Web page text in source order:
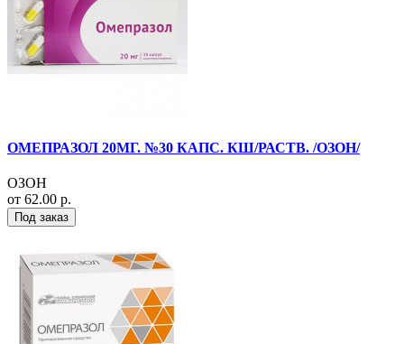
ОМЕПРАЗОЛ 20МГ. №30 КАПС. КШ/РАСТВ. /ОЗОН/
ОЗОН
от 62.00 р.
Под заказ